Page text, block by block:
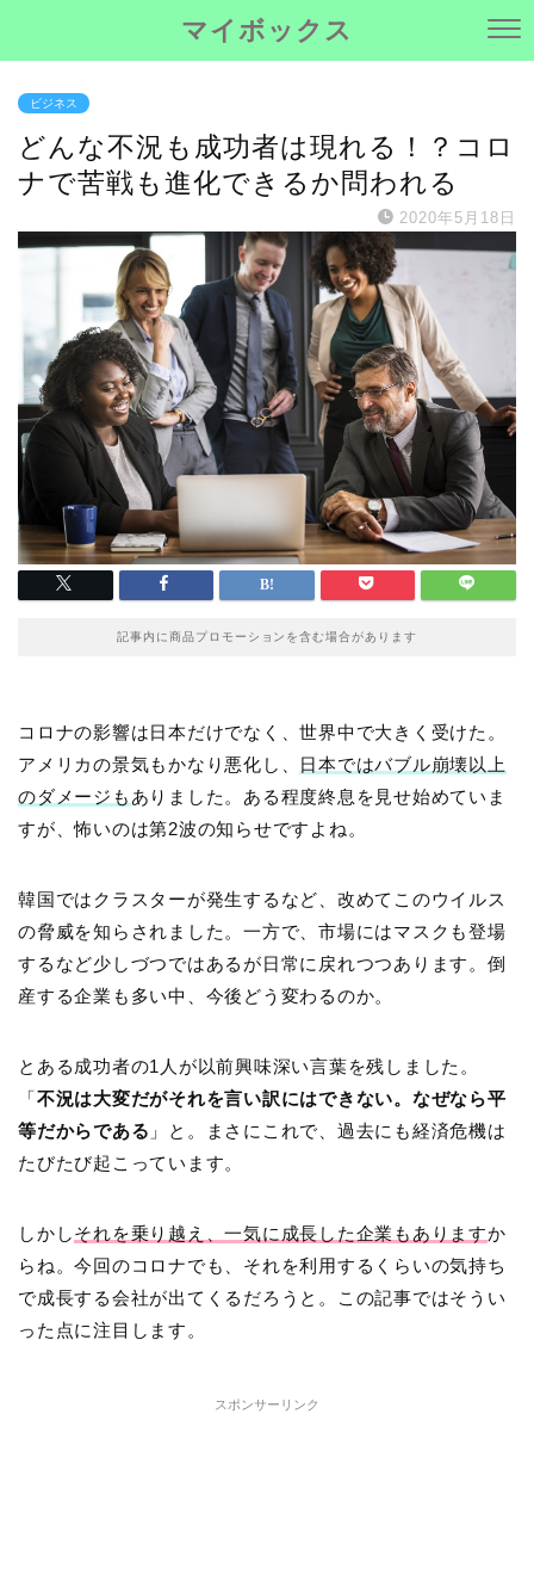
マイボックス
ビジネス
どんな不況も成功者は現れる！？コロ
ナで苦戦も進化できるか問われる
2020年5月18日
記事内に商品プロモーションを含む場合があります
コロナの影響は日本だけでなく、世界中で大きく受けた。
アメリカの景気もかなり悪化し、 日本ではバブル崩壊以上
のダメージも ありました。ある程度終息を見せ始めていま
すが、怖いのは第2波の知らせですよね。
韓国ではクラスターが発生するなど、改めてこのウイルス
の脅威を知らされました。一方で、市場にはマスクも登場
するなど少しづつではあるが日常に戻れつつあります。倒
産する企業も多い中、今後どう変わるのか。
とある成功者の1人が以前興味深い言葉を残しました。
「不況は大変だがそれを言い訳にはできない。なぜなら平
等だからである 」と。まさにこれで、過去にも経済危機は
たびたび起こっています。
しかしそれを乗り越え、一気に成長した企業もありますか
らね。今回のコロナでも、それを利用するくらいの気持ち
で成長する会社が出てくるだろうと。この記事ではそうい
った点に注目します。
スポンサーリンク